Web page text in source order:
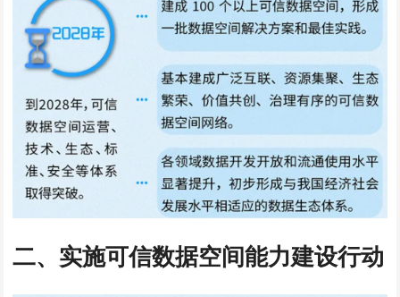
二、实施可信数据空间能力建设行动